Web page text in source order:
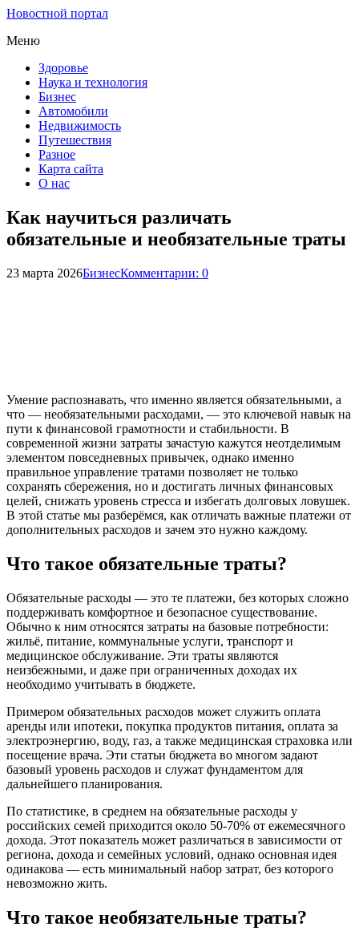
Новостной портал
Меню
Здоровье
Наука и технология
Бизнес
Автомобили
Недвижимость
Путешествия
Разное
Карта сайта
О нас
Как научиться различать
обязательные и необязательные траты
23 марта 2026БизнесКомментарии: 0
Умение распознавать, что именно является обязательными, а
что — необязательными расходами, — это ключевой навык на
пути к финансовой грамотности и стабильности. В
современной жизни затраты зачастую кажутся неотделимым
элементом повседневных привычек, однако именно
правильное управление трата­ми позволяет не только
сохранять сбережения, но и достигать личных финансовых
целей, снижать уровень стресса и избегать долговых ловушек.
В этой статье мы разберёмся, как отличать важные платежи от
дополнительных расходов и зачем это нужно каждому.
Что такое обязательные траты?
Обязательные расходы — это те платежи, без которых сложно
поддерживать комфортное и безопасное существование.
Обычно к ним относятся затраты на базовые потребности:
жильё, питание, коммунальные услуги, транспорт и
медицинское обслуживание. Эти траты являются
неизбежными, и даже при ограниченных доходах их
необходимо учитывать в бюджете.
Примером обязательных расходов может служить оплата
аренды или ипотеки, покупка продуктов питания, оплата за
электроэнергию, воду, газ, а также медицинская страховка или
посещение врача. Эти статьи бюджета во многом задают
базовый уровень расходов и служат фундаментом для
дальнейшего планирования.
По статистике, в среднем на обязательные расходы у
российских семей приходится около 50-70% от ежемесячного
дохода. Этот показатель может различаться в зависимости от
региона, дохода и семейных условий, однако основная идея
одинакова — есть минимальный набор затрат, без которого
невозможно жить.
Что такое необязательные траты?